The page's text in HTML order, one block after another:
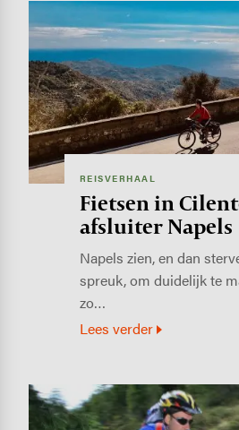
Image
REISVERHAAL
Fietsen in
afsluiter Napels
Napels zien, en dan
spreuk, om duidelijk te
zo…
Lees verder
Image